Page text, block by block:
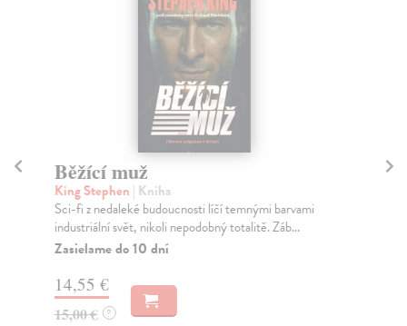
Běžící muž
King Stephen | Kniha
Sci-fi z nedaleké budoucnosti líčí temnými barvami
industriální svět, nikoli nepodobný totalitě. Záb...
Zasielame do 10 dní
14,55 €
15,00 € ?